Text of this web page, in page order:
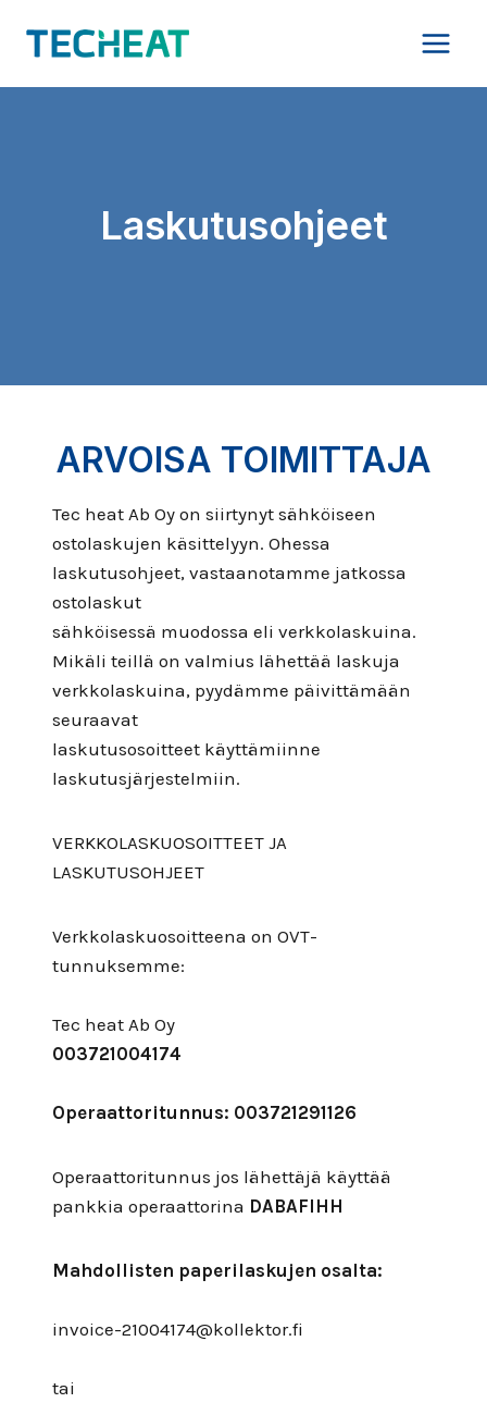
sisältöön
Laskutusohjeet
ARVOISA TOIMITTAJA
Tec heat Ab Oy on siirtynyt sähköiseen
ostolaskujen käsittelyyn. Ohessa
laskutusohjeet, vastaanotamme jatkossa
ostolaskut
sähköisessä muodossa eli verkkolaskuina.
Mikäli teillä on valmius lähettää laskuja
verkkolaskuina, pyydämme päivittämään
seuraavat
laskutusosoitteet käyttämiinne
laskutusjärjestelmiin.
VERKKOLASKUOSOITTEET JA
LASKUTUSOHJEET
Verkkolaskuosoitteena on OVT-
tunnuksemme:
Tec heat Ab Oy
003721004174
Operaattoritunnus: 003721291126
Operaattoritunnus jos lähettäjä käyttää
pankkia operaattorina DABAFIHH
Mahdollisten paperilaskujen osalta:
invoice-21004174@kollektor.fi
tai